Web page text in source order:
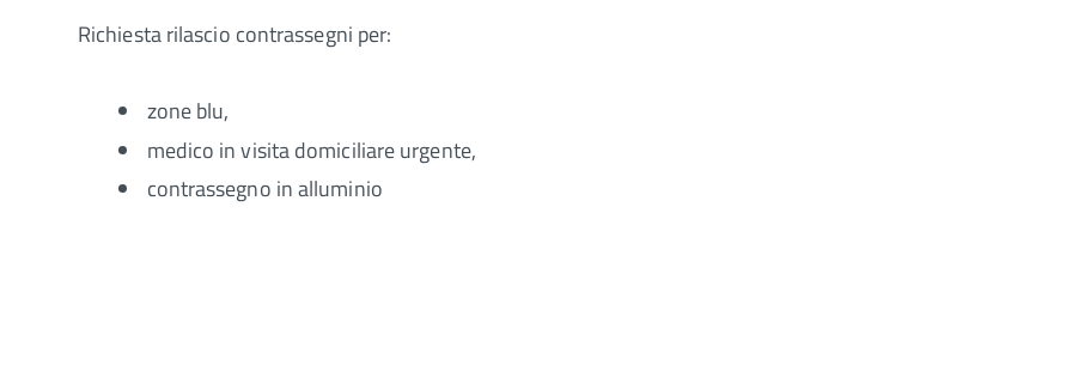
Richiesta rilascio contrassegni per:
zone blu,
medico in visita domiciliare urgente,
contrassegno in alluminio